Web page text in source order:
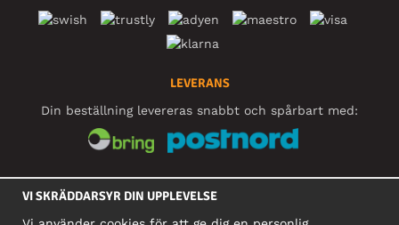
LEVERANS
Din beställning levereras snabbt och spårbart med:
SOCIALA MEDIER
VI SKRÄDDARSYR DIN UPPLEVELSE